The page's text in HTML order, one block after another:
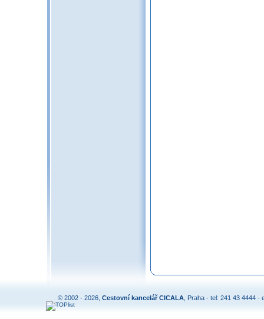
© 2002 - 2026, Cestovní kancelář CICALA , Praha - tel: 241 43 4444 -